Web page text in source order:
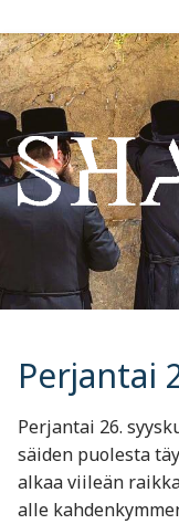
Hyppää
sisältöön
Perjantai
Perjantai 26.
säiden puolesta
alkaa viileän
alle